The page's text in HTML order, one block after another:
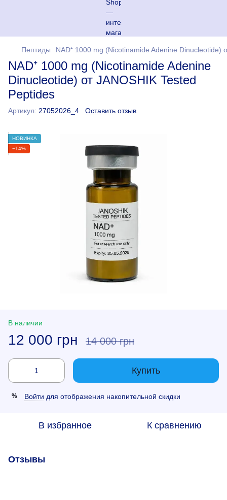
Пептиды NAD⁺ 1000 mg (Nicotinamide Adenine Dinucleotide)
NAD⁺ 1000 mg (Nicotinamide Adenine
Dinucleotide) от JANOSHIK Tested
Peptides
Артикул: 27052026_4 Оставить отзыв
НОВИНКА
−14%
В наличии
12 000 грн 14 000 грн
Купить
% Войти для отображения накопительной скидки
В избранное К сравнению
Отзывы